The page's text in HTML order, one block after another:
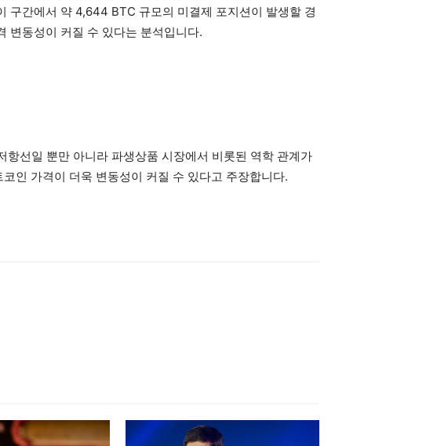
구간에서 약 4,644 BTC 규모의 미결제 포지션이 발생할 경
변동성이 커질 수 있다는 분석입니다.
선일 뿐만 아니라 파생상품 시장에서 비롯된 역학 관계가
인 가격이 더욱 변동성이 커질 수 있다고 주장합니다.